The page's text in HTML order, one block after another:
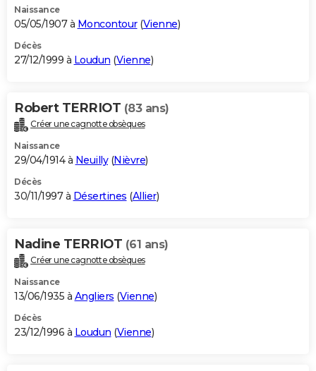
Naissance
05/05/1907 à Moncontour(Vienne)
Décès
27/12/1999 à Loudun (Vienne)
Robert TERRIOT (83 ans)
Créer une cagnotte obsèques
Naissance
29/04/1914 à Neuilly(Nièvre)
Décès
30/11/1997 à Désertines (Allier)
Nadine TERRIOT (61 ans)
Créer une cagnotte obsèques
Naissance
13/06/1935 à Angliers (Vienne)
Décès
23/12/1996 à Loudun (Vienne)